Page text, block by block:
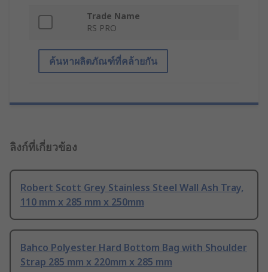
Trade Name
RS PRO
ค้นหาผลิตภัณฑ์ที่คล้ายกัน
ลิงก์ที่เกี่ยวข้อง
Robert Scott Grey Stainless Steel Wall Ash Tray,
110 mm x 285 mm x 250mm
Bahco Polyester Hard Bottom Bag with Shoulder
Strap 285 mm x 220mm x 285 mm